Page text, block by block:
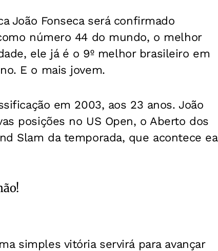
João Fonseca será confirmado
número 44 do mundo, o melhor
ele já é o 9º melhor brasileiro em
E o mais jovem.
em 2003, aos 23 anos. João
posições no US Open, o Aberto dos
Slam da temporada, que acontece ea
simples vitória servirá para avançar